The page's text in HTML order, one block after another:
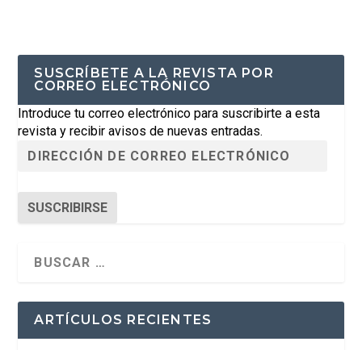
SUSCRÍBETE A LA REVISTA POR
CORREO ELECTRÓNICO
Introduce tu correo electrónico para suscribirte a esta
revista y recibir avisos de nuevas entradas.
SUSCRIBIRSE
ARTÍCULOS RECIENTES